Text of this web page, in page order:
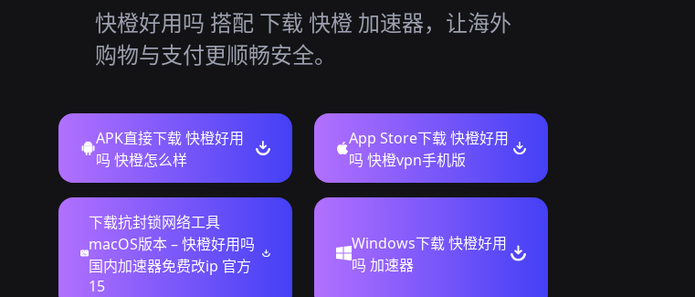
快橙好用吗 搭配 下载 快橙 加速器，让海外
购物与支付更顺畅安全。
APK直接下载 快橙好用
吗 快橙怎么样
App Store下载 快橙好用
吗 快橙vpn手机版
下载抗封锁网络工具
macOS版本 – 快橙好用吗
国内加速器免费改ip 官方
15
Windows下载 快橙好用
吗 加速器